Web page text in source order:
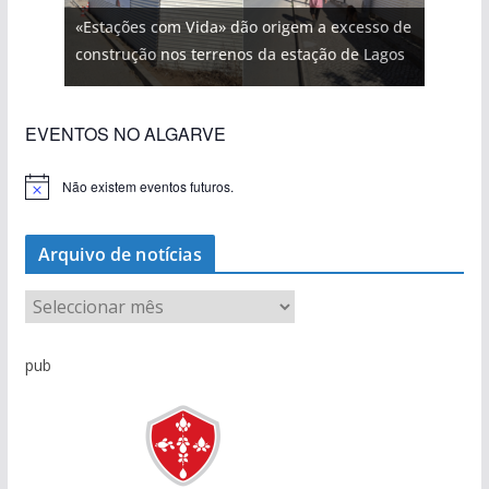
«Estações com Vida» dão origem a excesso de
construção nos terrenos da estação de Lagos
EVENTOS NO ALGARVE
Não existem eventos futuros.
Arquivo de notícias
r
pub